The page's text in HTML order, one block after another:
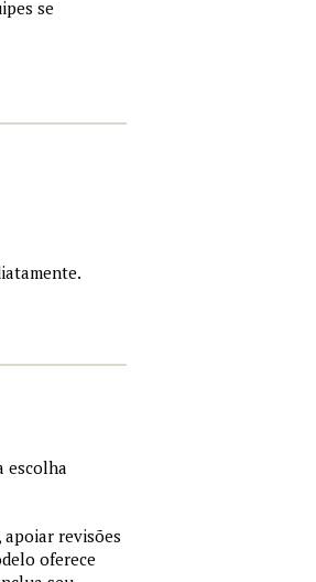
se
escolha
apoiar revisões
oferece